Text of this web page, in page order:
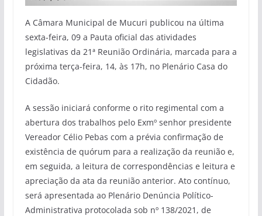
A Câmara Municipal de Mucuri publicou na última
sexta-feira, 09 a Pauta oficial das atividades
legislativas da 21ª Reunião Ordinária, marcada para a
próxima terça-feira, 14, às 17h, no Plenário Casa do
Cidadão.
A sessão iniciará conforme o rito regimental com a
abertura dos trabalhos pelo Exmº senhor presidente
Vereador Célio Pebas com a prévia confirmação de
existência de quórum para a realização da reunião e,
em seguida, a leitura de correspondências e leitura e
apreciação da ata da reunião anterior. Ato contínuo,
será apresentada ao Plenário Denúncia Político-
Administrativa protocolada sob nº 138/2021, de